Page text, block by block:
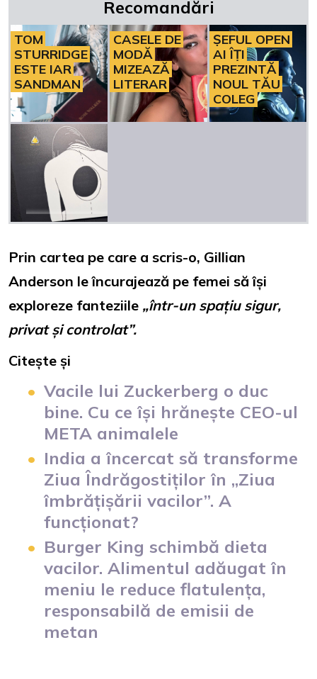
Recomandări
TOM
STURRIDGE
ESTE IAR
SANDMAN
CASELE DE
MODĂ
MIZEAZĂ
LITERAR
ȘEFUL OPEN
AI ÎȚI
PREZINTĂ
NOUL TĂU
COLEG
Prin cartea pe care a scris-o, Gillian
Anderson le încurajează pe femei să își
exploreze fanteziile „într-un spațiu sigur,
privat și controlat”.
Citește și
Vacile lui Zuckerberg o duc
bine. Cu ce își hrănește CEO-ul
META animalele
India a încercat să transforme
Ziua Îndrăgostiților în „Ziua
îmbrățișării vacilor”. A
funcționat?
Burger King schimbă dieta
vacilor. Alimentul adăugat în
meniu le reduce flatulența,
responsabilă de emisii de
metan